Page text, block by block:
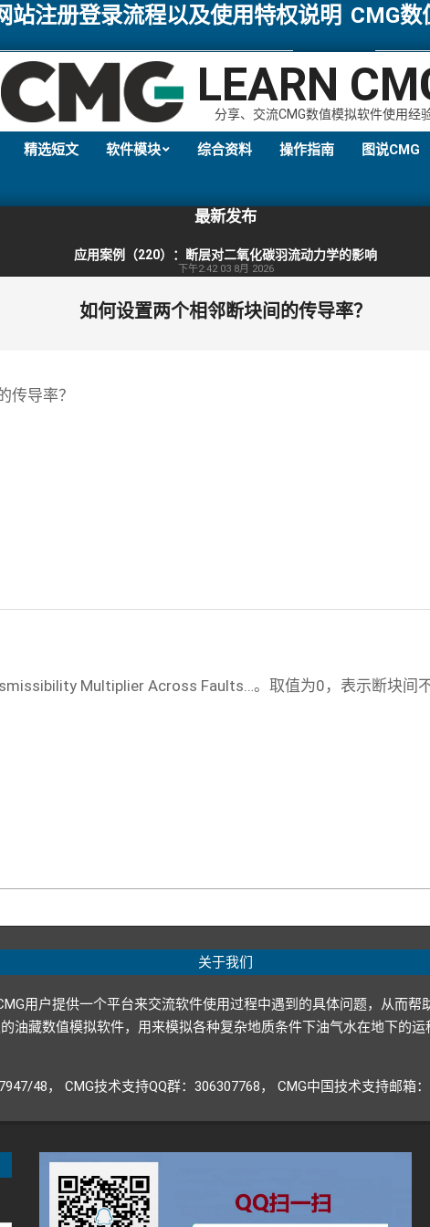
站注册登录流程以及使用特权说明 CMG数
LEARN
分享、交流CMG数值模拟软件使用经
Menu
精选短文 软件模块 综合资料 操作指南 图说CMG
最新发布
应用案例（220）：断层对二氧化碳羽流动力学的影响
下午2:42 03 8月 2026
如何设置两个相邻断块间的传导率？
传导率？
Multiplier Across Faults…。取值为0，表示断块间不
关于我们
用户提供一个平台来交流软件使用过程中遇到的具体问题，从而
油藏数值模拟软件，用来模拟各种复杂地质条件下油气水在地下的
48， CMG技术支持QQ群：306307768， CMG中国技术支持邮箱